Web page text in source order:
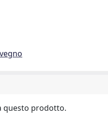
questo prodotto.